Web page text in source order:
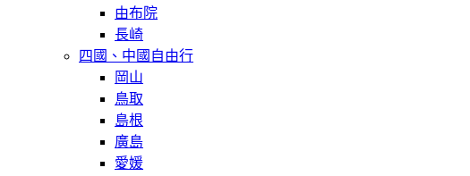
由布院
長崎
四國、中國自由行
岡山
鳥取
島根
廣島
愛媛